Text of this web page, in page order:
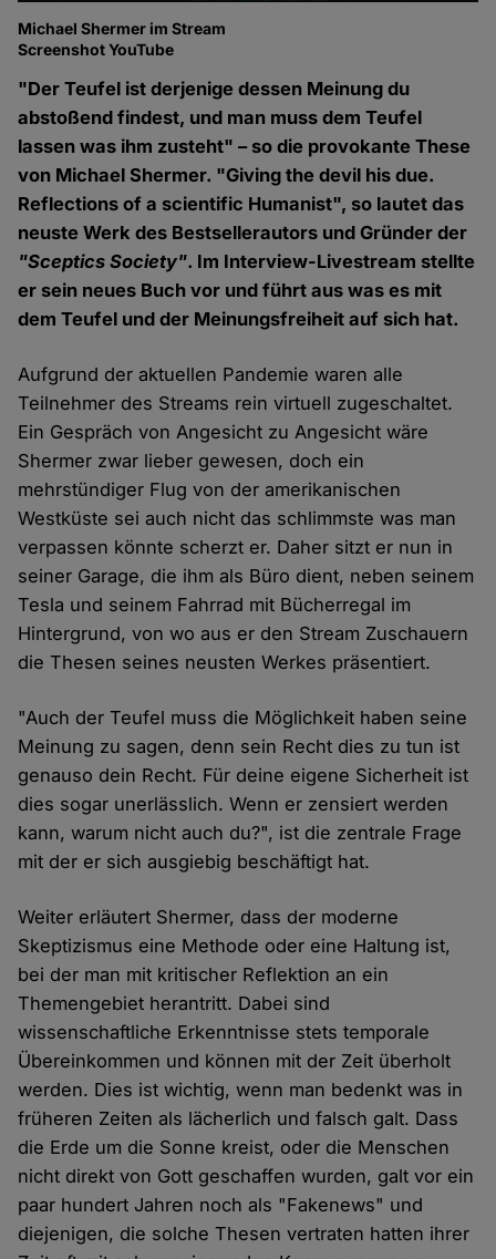
Michael Shermer im Stream
Screenshot YouTube
"Der Teufel ist derjenige dessen Meinung du
abstoßend findest, und man muss dem Teufel
lassen was ihm zusteht" – so die provokante These
von Michael Shermer. "Giving the devil his due.
Reflections of a scientific Humanist", so lautet das
neuste Werk des Bestsellerautors und Gründer der
"Sceptics Society". Im Interview-Livestream stellte
er sein neues Buch vor und führt aus was es mit
dem Teufel und der Meinungsfreiheit auf sich hat.
Aufgrund der aktuellen Pandemie waren alle
Teilnehmer des Streams rein virtuell zugeschaltet.
Ein Gespräch von Angesicht zu Angesicht wäre
Shermer zwar lieber gewesen, doch ein
mehrstündiger Flug von der amerikanischen
Westküste sei auch nicht das schlimmste was man
verpassen könnte scherzt er. Daher sitzt er nun in
seiner Garage, die ihm als Büro dient, neben seinem
Tesla und seinem Fahrrad mit Bücherregal im
Hintergrund, von wo aus er den Stream Zuschauern
die Thesen seines neusten Werkes präsentiert.
"Auch der Teufel muss die Möglichkeit haben seine
Meinung zu sagen, denn sein Recht dies zu tun ist
genauso dein Recht. Für deine eigene Sicherheit ist
dies sogar unerlässlich. Wenn er zensiert werden
kann, warum nicht auch du?", ist die zentrale Frage
mit der er sich ausgiebig beschäftigt hat.
Weiter erläutert Shermer, dass der moderne
Skeptizismus eine Methode oder eine Haltung ist,
bei der man mit kritischer Reflektion an ein
Themengebiet herantritt. Dabei sind
wissenschaftliche Erkenntnisse stets temporale
Übereinkommen und können mit der Zeit überholt
werden. Dies ist wichtig, wenn man bedenkt was in
früheren Zeiten als lächerlich und falsch galt. Dass
die Erde um die Sonne kreist, oder die Menschen
nicht direkt von Gott geschaffen wurden, galt vor ein
paar hundert Jahren noch als "Fakenews" und
diejenigen, die solche Thesen vertraten hatten ihrer